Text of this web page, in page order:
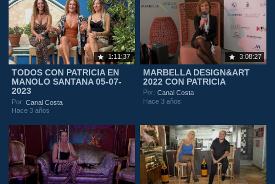
1:11:37
TODOS CON PATRICIA EN
MANOLO SANTANA 05-07-
2023
Por:Canal Costa
Hace 3 años
3:08:27
MARBELLA DESIGN&ART
2022 CON PATRICIA
Por:Canal Costa
Hace 3 años